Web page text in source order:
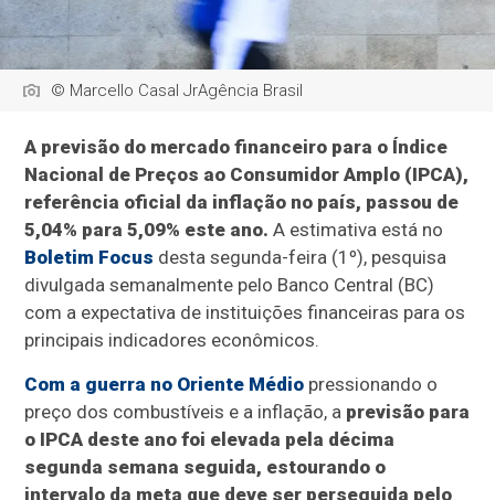
© Marcello Casal JrAgência Brasil
A previsão do mercado financeiro para o Índice
Nacional de Preços ao Consumidor Amplo (IPCA),
referência oficial da inflação no país, passou de
5,04% para 5,09% este ano. A estimativa está no
Boletim Focus desta segunda-feira (1º), pesquisa
divulgada semanalmente pelo Banco Central (BC)
com a expectativa de instituições financeiras para os
principais indicadores econômicos.
Com a guerra no Oriente Médio pressionando o
preço dos combustíveis e a inflação, a previsão para
o IPCA deste ano foi elevada pela décima
segunda semana seguida, estourando o
intervalo da meta que deve ser perseguida pelo